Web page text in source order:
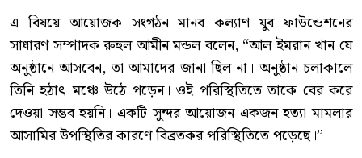
এ বিষয়ে আয়োজক সংগঠন মানব কল্যাণ যুব ফাউন্ডেশনের
সাধারণ সম্পাদক রুহুল আমীন মন্ডল বলেন, “আল ইমরান খান যে
অনুষ্ঠানে আসবেন, তা আমাদের জানা ছিল না। অনুষ্ঠান চলাকালে
তিনি হঠাৎ মঞ্চে উঠে পড়েন। ওই পরিস্থিতিতে তাকে বের করে
দেওয়া সম্ভব হয়নি। একটি সুন্দর আয়োজন একজন হত্যা মামলার
আসামির উপস্থিতির কারণে বিব্রতকর পরিস্থিতিতে পড়েছে।”